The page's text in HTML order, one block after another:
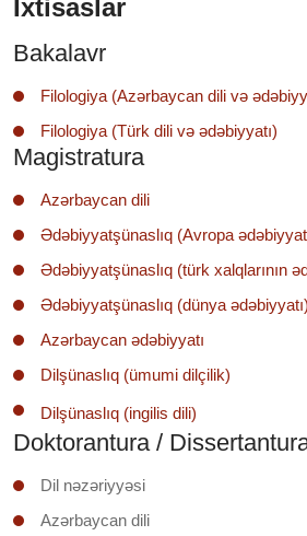
İxtisaslar
Bakalavr
Filologiya (Azərbaycan dili və
Filologiya (Türk dili və ədəbiyyatı)
Magistratura
Azərbaycan dili
Ədəbiyyatşünaslıq (Avropa
Ədəbiyyatşünaslıq (türk xalqlarının
Ədəbiyyatşünaslıq (dünya ədəbiyyatı)
Azərbaycan ədəbiyyatı
Dilşünaslıq (ümumi dilçilik)
Dilşünaslıq (ingilis dili)
Doktorantura /
Dil nəzəriyyəsi
Azərbaycan dili